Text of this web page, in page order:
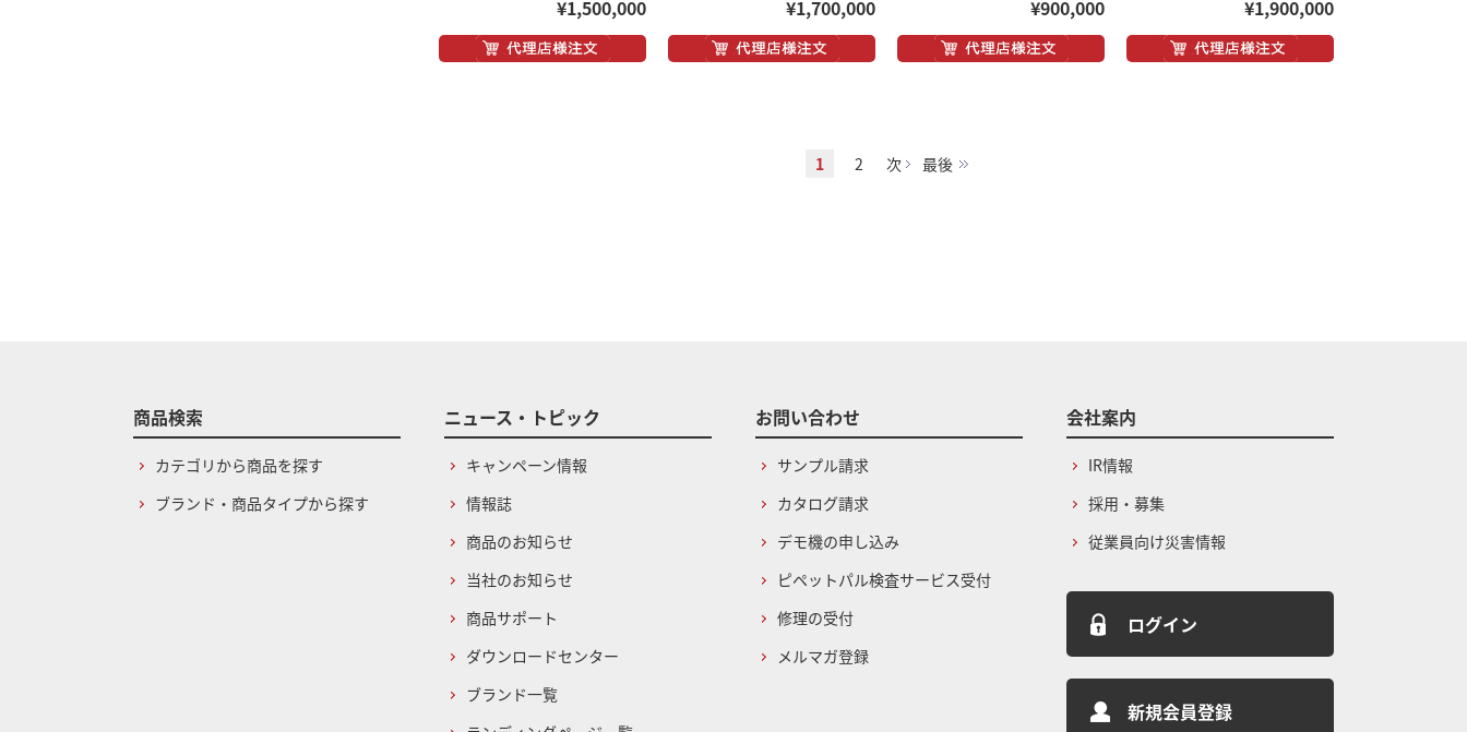
¥1,500,000 ¥1,700,000 ¥900,000 ¥1,900,000
1 2 次 最後
商品検索
カテゴリから商品を探す
ブランド・商品タイプから探す
ニュース・トピック
キャンペーン情報
情報誌
商品のお知らせ
当社のお知らせ
商品サポート
ダウンロードセンター
ブランド一覧
お問い合わせ
サンプル請求
カタログ請求
デモ機の申し込み
ピペットパル検査サービス受付
修理の受付
メルマガ登録
会社案内
IR情報
採用・募集
従業員向け災害情報
ログイン
新規会員登録